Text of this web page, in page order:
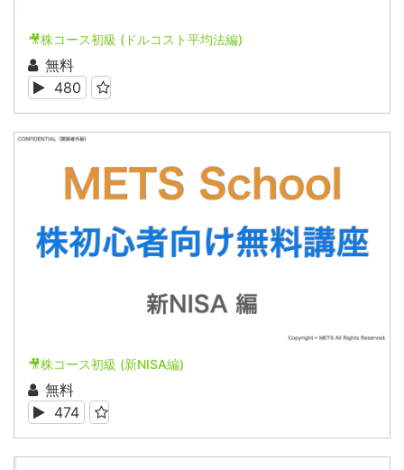
🎥株コース初級 (ドルコスト平均法編)
無料
480
🎥株コース初級 (新NISA編)
無料
474